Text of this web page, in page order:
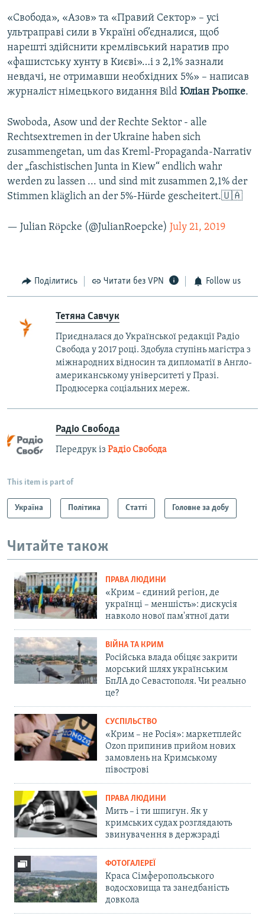
«Свобода», «Азов» та «Правий Сектор» – усі
ультраправі сили в Україні об’єдналися, щоб
нарешті здійснити кремлівський наратив про
«фашистську хунту в Києві»…і з 2,1% зазнали
невдачі, не отримавши необхідних 5%» – написав
журналіст німецького видання Bild Юліан Рьопке.
Swoboda, Asow und der Rechte Sektor - alle
Rechtsextremen in der Ukraine haben sich
zusammengetan, um das Kreml-Propaganda-Narrativ
der „faschistischen Junta in Kiew“ endlich wahr
werden zu lassen ... und sind mit zusammen 2,1% der
Stimmen kläglich an der 5%-Hürde gescheitert.🇺🇦
— Julian Röpcke (@JulianRoepcke) July 21, 2019
Поділитись Читати без VPN Follow us
Тетяна Савчук
Приєдналася до Української редакції Радіо
Свобода у 2017 році. Здобула ступінь магістра з
міжнародних відносин та дипломатії в Англо-
американському університеті у Празі.
Продюсерка соціальних мереж.
Радіо Свобода
Передрук із Радіо Свобода
This item is part of
Україна Політика Статті Головне за добу
Читайте також
ПРАВА ЛЮДИНИ
«Крим – єдиний регіон, де
українці – меншість»: дискусія
навколо нової пам'ятної дати
ВІЙНА ТА КРИМ
Російська влада обіцяє закрити
морський шлях українським
БпЛА до Севастополя. Чи реально
це?
СУСПІЛЬСТВО
«Крим – не Росія»: маркетплейс
Ozon припинив прийом нових
замовлень на Кримському
півострові
ПРАВА ЛЮДИНИ
Мить – і ти шпигун. Як у
кримських судах розглядають
звинувачення в держзраді
ФОТОГАЛЕРЕЇ
Краса Сімферопольського
водосховища та занедбаність
довкола